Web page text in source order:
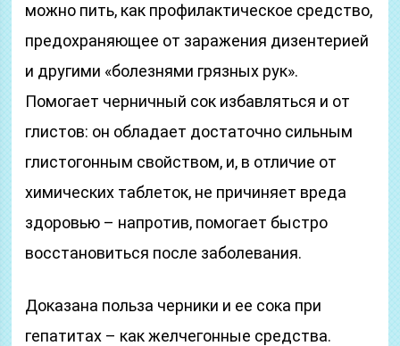
можно пить, как профилактическое средство,
предохраняющее от заражения дизентерией
и другими «болезнями грязных рук».
Помогает черничный сок избавляться и от
глистов: он обладает достаточно сильным
глистогонным свойством, и, в отличие от
химических таблеток, не причиняет вреда
здоровью – напротив, помогает быстро
восстановиться после заболевания.
Доказана польза черники и ее сока при
гепатитах – как желчегонные средства.